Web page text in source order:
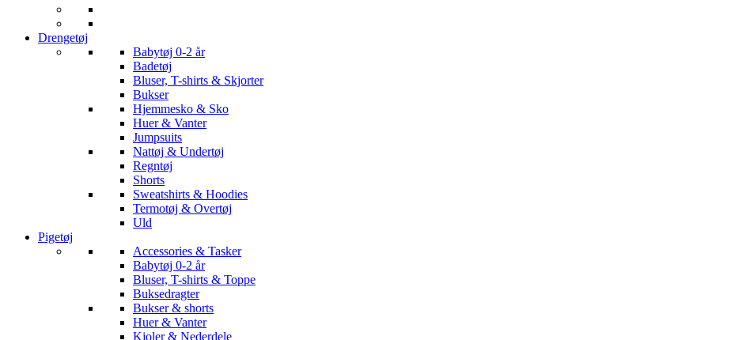
Drengetøj
Babytøj 0-2 år
Badetøj
Bluser, T-shirts & Skjorter
Bukser
Hjemmesko & Sko
Huer & Vanter
Jumpsuits
Nattøj & Undertøj
Regntøj
Shorts
Sweatshirts & Hoodies
Termotøj & Overtøj
Uld
Pigetøj
Accessories & Tasker
Babytøj 0-2 år
Bluser, T-shirts & Toppe
Buksedragter
Bukser & shorts
Huer & Vanter
Kjoler & Nederdele